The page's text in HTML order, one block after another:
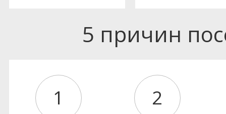
5 причин
1 2